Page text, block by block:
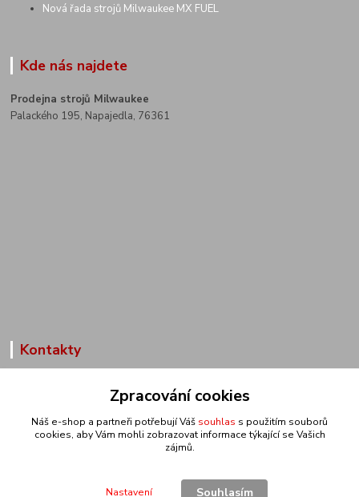
Nová řada strojů Milwaukee MX FUEL
Kde nás najdete
Prodejna strojů Milwaukee
Palackého 195, Napajedla, 76361
Kontakty
+420 602 291 257
(Po-Pá, 7,30-15,30 hod.)
Zpracování cookies
Náš e-shop a partneři potřebují Váš souhlas s použitím souborů
cookies, aby Vám mohli zobrazovat informace týkající se Vašich
zájmů.
Nastavení Souhlasím